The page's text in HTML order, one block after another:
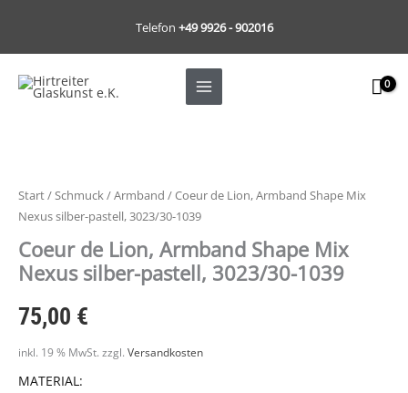
springen
Telefon +49 9926 - 902016
Start/Schmuck/Armband / Coeur de Lion, Armband Shape Mix
Nexus silber-pastell, 3023/30-1039
Coeur de Lion, Armband Shape Mix
Nexus silber-pastell, 3023/30-1039
75,00 €
inkl. 19 % MwSt. zzgl. Versandkosten
MATERIAL: